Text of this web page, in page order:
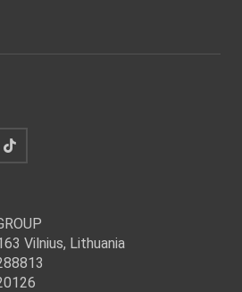
Vilnius, Lithuania